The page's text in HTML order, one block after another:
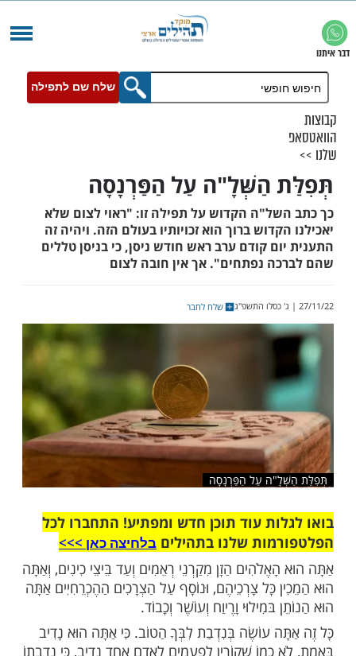
שלח שם לתפילה
הַשְּׁלָ"ה עַל הַפַּרְנָסָה
הקדוש על תפילה זו: "ראוי לצום שלא
קודם ערב ראש חודש ניסן, כי בניסן טללים
נפתחים". אך אין חובה לצום
שלח לחבר
עַל הַפַּרְנָסָה